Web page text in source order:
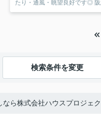
たり・通風・眺望良好です◎
検索条件を変更
ら株式会社ハウスプロジェク